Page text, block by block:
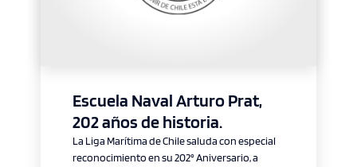
Escuela Naval Arturo Prat,
202 años de historia.
La Liga Marítima de Chile saluda con especial
reconocimiento en su 202° Aniversario, a